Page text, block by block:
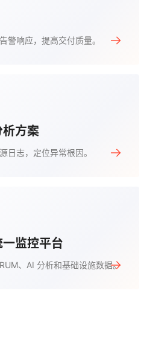
警响应，提高交付质量。
析方案
日志，定位异常根因。
监控平台
、AI 分析和基础设施数据。